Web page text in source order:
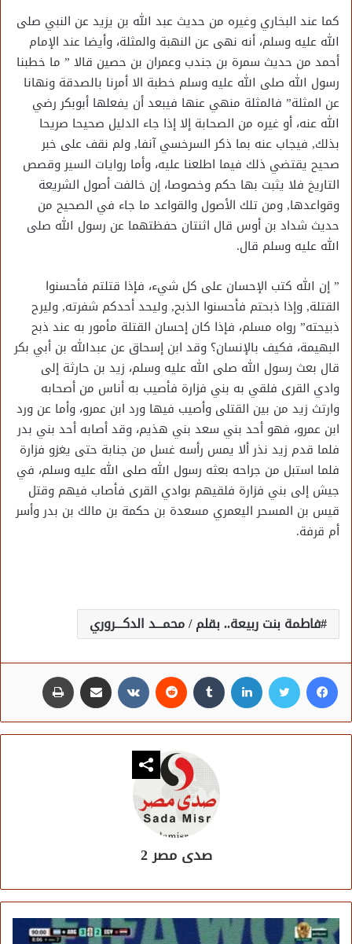
كما عند البخاري وغيره من حديث عبد الله بن يزيد عن النبي صلى
الله عليه وسلم، أنه نهى عن النهبة والمثلة، وأيضا عند الإمام
أحمد من حديث سمرة بن جندب وعمران بن حصين قالا ” ما خطبنا
رسول الله صلى الله عليه وسلم خطبة الا أمرنا بالصدقة ونهانا
عن المثلة” فالمثلة منهي عنها فيبعد أن يفعلها أبوبكر رضي
الله عنه، أو غيره من الصحابة إلا إذا جاء الدليل صحيحا صريحا
بذلك, فيجاب عنه بما ذكر السرخسي آنفا, ولم نقف على خبر
صحيح يقتضي ذلك فيما اطلعنا عليه، وأما روايات السير وقصص
التاريخ فلا يثبت بها حكم وخصوصا، إن خالفت أصول الشريعة
وقواعدها, ومن تلك الأصول والقواعد ما جاء في الصحيح من
حديث شداد بن أوس قال اثنتان حفظتهما عن رسول الله صلى
الله عليه وسلم قال.
” إن الله كتب الإحسان على كل شيء، فإذا قتلتم فأحسنوا
القتلة, وإذا ذبحتم فأحسنوا الذبح, وليحد أحدكم شفرته, وليرح
ذبيحته” رواه مسلم، فإذا كان إحسان القتلة مأمور به عند ذبح
البهيمة، فكيف بالإنسان؟ وقد ابن إسحاق عن عبدالله بن أبي بكر
قال بعث رسول الله صلى الله عليه وسلم، زيد بن حارثة إلى
وادي القرى فلقي به بني فزارة فأصيب به أناس من أصحابه
وارتث زيد من بين القتلى وأصيب فيها ورد ابن عمرو، وأما عن ورد
ابن عمرو، فهو أحد بني سعد بني هذيم، وقد أصابه أحد بني بدر
فلما قدم زيد نذر ألا يمس رأسه غسل من جنابة حتى يغزو فزارة
فلما استبل من جراحه بعثه رسول الله صلى الله عليه وسلم، في
جيش إلى بني فزارة فلقيهم بوادي القرى فأصاب فيهم وقتل
قيس بن المسحر اليعمري مسعدة بن حكمة بن مالك بن بدر وأسر
أم قرفة.
فاطمة بنت ربيعة.. بقلم / محمـــد الدكـــروري
فيسبوك تويتر لينكدإن مشاركة عبر البريد
صدى مصر 2